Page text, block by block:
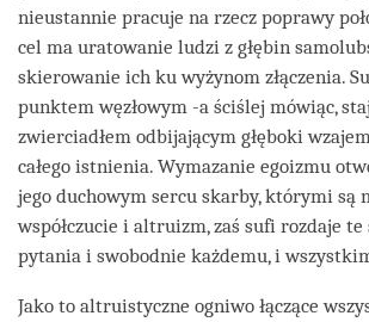
nieustannie pracuje na rzecz poprawy
cel ma uratowanie ludzi z głębin
skierowanie ich ku wyżynom złączenia.
punktem węzłowym -a ściślej mówiąc,
zwierciadłem odbijającym głęboki
całego istnienia. Wymazanie egoizmu
jego duchowym sercu skarby, którymi są
współczucie i altruizm, zaś sufi rozdaje
pytania i swobodnie każdemu, i
Jako to altruistyczne ogniwo łączące